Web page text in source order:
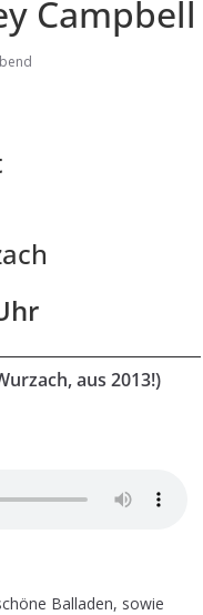
Campbell
aus 2013!)
Balladen, sowie